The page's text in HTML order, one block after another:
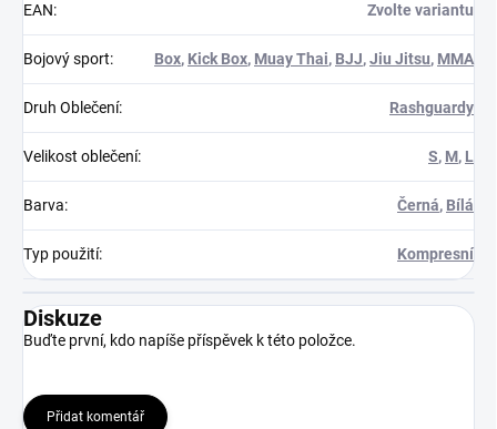
EAN: Zvolte variantu
Bojový sport: Box, Kick Box, Muay Thai, BJJ,Jiu Jitsu, MMA
Druh Oblečení: Rashguardy
Velikost oblečení: S, M, L
Barva: Černá, Bílá
Typ použití: Kompresní
Diskuze
Buďte první, kdo napíše příspěvek k této položce.
Přidat komentář